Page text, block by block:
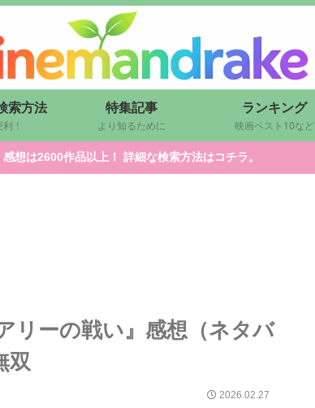
索方法
！
特集記事
より知るために
ランキング
映画ベスト10など
感想は2600作品以上！ 詳細な検索方法はコチラ。
リーの戦い』感想（ネタバ
双
2026.02.27